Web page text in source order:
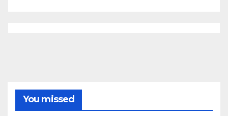
You missed